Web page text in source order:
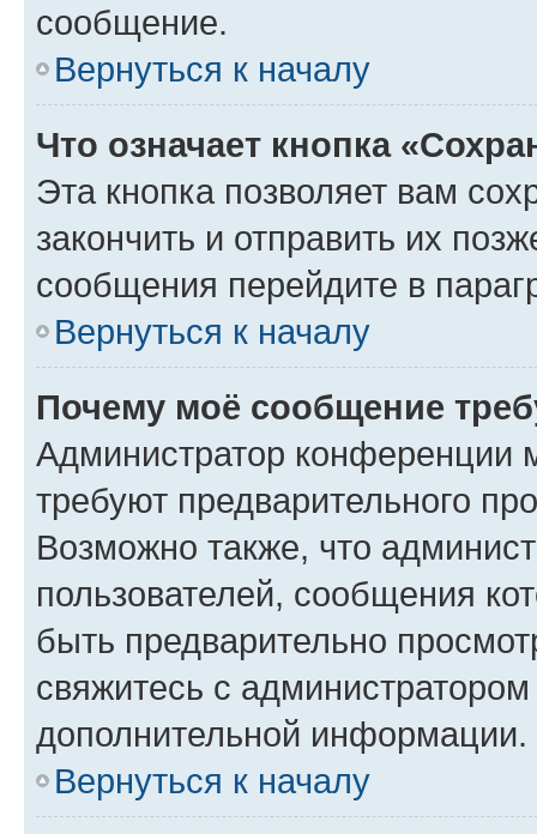
сообщение.
Вернуться к началу
Что означает кнопка
Эта кнопка позволяет вам
закончить и отправить их
сообщения перейдите в
Вернуться к началу
Почему моё сообщение
Администратор конференции
требуют предварительного
Возможно также, что
пользователей, сообщения
быть предварительно
свяжитесь с
дополнительной информации.
Вернуться к началу